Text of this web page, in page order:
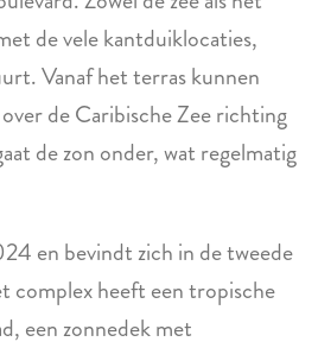
de vele kantduiklocaties,
Vanaf het terras kunnen
de Caribische Zee richting
de zon onder, wat regelmatig
en bevindt zich in de tweede
complex heeft een tropische
een zonnedek met